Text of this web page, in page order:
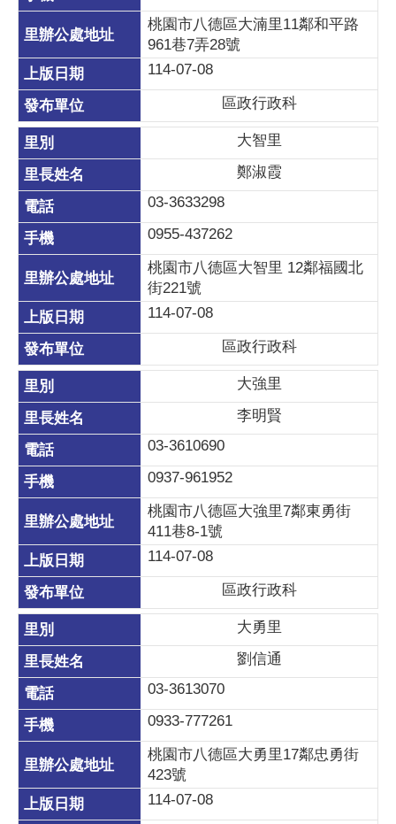
桃園市八德區大湳里11鄰和平路
961巷7弄28號
114-07-08
區政行政科
大智里
鄭淑霞
03-3633298
0955-437262
桃園市八德區大智里 12鄰福國北
街221號
114-07-08
區政行政科
大強里
李明賢
03-3610690
0937-961952
桃園市八德區大強里7鄰東勇街
411巷8-1號
114-07-08
區政行政科
大勇里
劉信通
03-3613070
0933-777261
桃園市八德區大勇里17鄰忠勇街
423號
114-07-08